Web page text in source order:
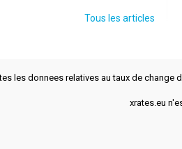
Tous les articles
les donnees relatives au taux de change
xrates.eu